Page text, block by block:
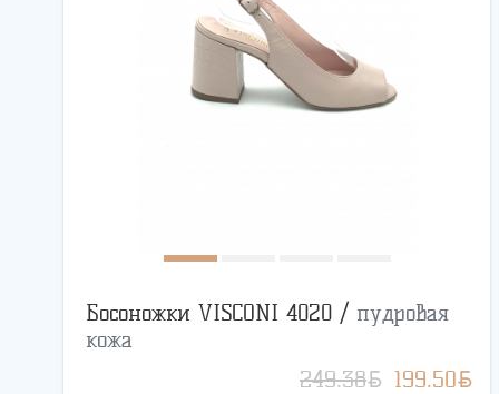
Босоножки VISCONI 4020 / пудровая
кожа
249.38BYN 199.50BYN